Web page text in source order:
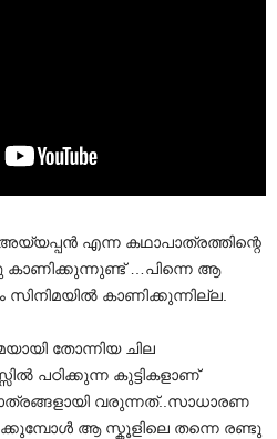
എന്ന കഥാപാത്രത്തിന്റെ
കാണിക്കുന്നുണ്ട് …പിന്നെ ആ
സിനിമയിൽ കാണിക്കുന്നില്ല.
തോന്നിയ ചില
പഠിക്കുന്ന കുട്ടികളാണ്
വരുന്നത്..സാധാരണ
ആ സ്കൂളിലെ തന്നെ രണ്ടു